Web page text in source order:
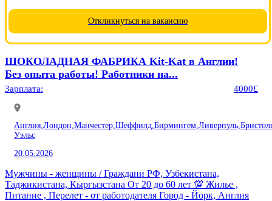
договором - упаковка, сортировка, сканирование товара,
сбор урожая. Контроль...
Откликнуться на вакансию
ШОКОЛАДНАЯ ФАБРИКА Kit-Kat в Англии!
Без опыта работы! Работники на...
Зарплата: 4000£
Англия, Лондон, Манчестер, Шеффилд, Бирмингем, Ливерпуль,
Уэльс
20.05.2026
Мужчины - женщины / Граждани РФ, Узбекистана,
Таджикистана, Кыргызстана От 20 до 60 лет 💯 Жилье ,
Питание , Перелет - от работодателя Город - Йорк, Англия